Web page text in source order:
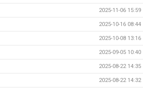
2025-11-06 15:59
2025-10-16 08:44
2025-10-08 13:16
2025-09-05 10:40
2025-08-22 14:35
2025-08-22 14:32